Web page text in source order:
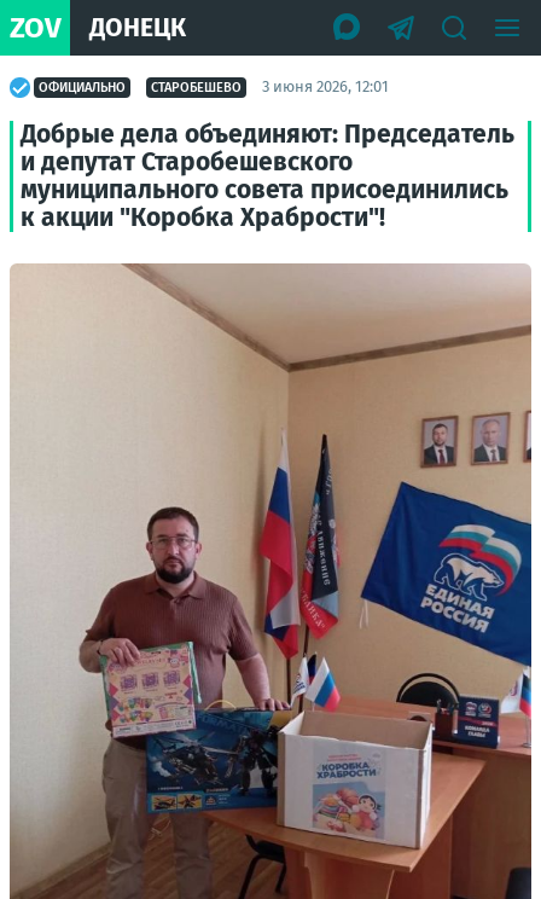
ZOV ДОНЕЦК
ОФИЦИАЛЬНО СТАРОБЕШЕВО 3 июня 2026, 12:01
Добрые дела объединяют: Председатель
и депутат Старобешевского
муниципального совета присоединились
к акции "Коробка Храбрости"!